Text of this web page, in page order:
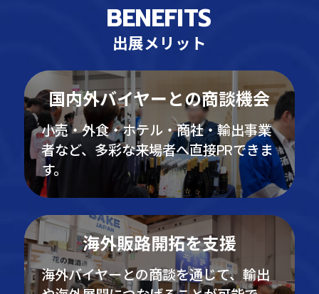
BENEFITS
出展メリット
国内外バイヤーとの商談機会
小売・外食・ホテル・商社・輸出事業
者など、多彩な来場者へ直接PRできま
す。
海外販路開拓を支援
海外バイヤーとの商談を通じて、輸出